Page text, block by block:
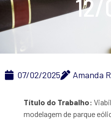
07/02/2025 Amanda
Título do Trabalho:
modelagem de parque